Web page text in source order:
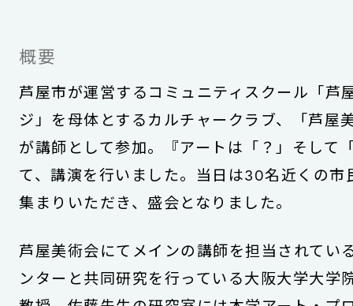
概要
芦屋市が運営するコミュニティスクール「芦
ジ」を母体とするカルチャークラブ、「芦屋
が講師として参加。『アートは「？」そして
て、講演を行いました。当日は30名近くの市
集まりいただき、盛会となりました。
芦屋美術会にてメインの講師を担当されてい
ンターと共同研究を行っている大阪大学大学